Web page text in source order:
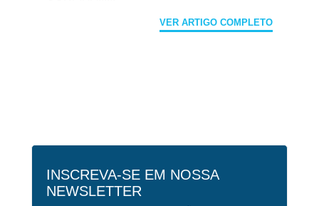
VER ARTIGO COMPLETO
INSCREVA-SE EM NOSSA
NEWSLETTER